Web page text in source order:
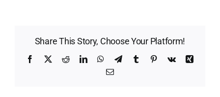
Share This Story, Choose Your Platform!
Facebook
X RedditLinkedInWhatsApp
TelegramTumblr Pinterest
Vk
Xing
E-